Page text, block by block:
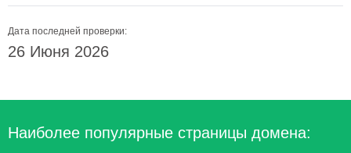
Дата последней проверки:
26 Июня 2026
Наиболее популярные страницы домена: